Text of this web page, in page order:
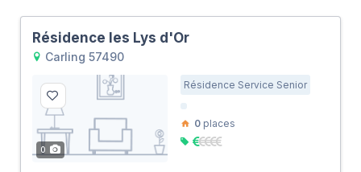
Résidence les Lys d'Or
Carling 57490
0
Résidence Service Senior
0 places